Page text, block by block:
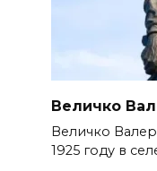
Величко
Величко
1925 году в